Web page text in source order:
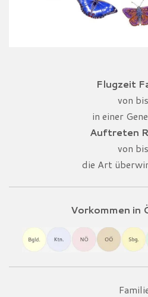
Flugzeit
von bis
in einer
Auftreten
von bis
die Art
Vorkommen in